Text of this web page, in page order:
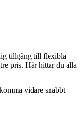
tillgång till flexibla
pris. Här hittar du alla
vidare snabbt